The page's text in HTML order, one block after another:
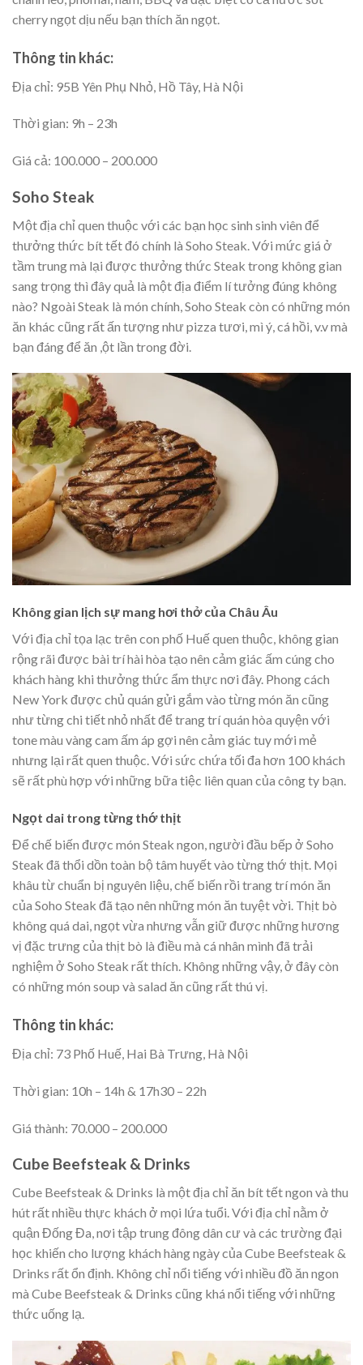
cherry ngọt dịu nếu bạn thích ăn ngọt.
Thông tin khác:
Địa chỉ: 95B Yên Phụ Nhỏ, Hồ Tây, Hà Nội
Thời gian: 9h – 23h
Giá cả: 100.000 – 200.000
Soho Steak
Một địa chỉ quen thuộc với các bạn học sinh sinh viên để
thưởng thức bít tết đó chính là Soho Steak. Với mức giá ở
tầm trung mà lại được thưởng thức Steak trong không gian
sang trọng thì đây quả là một địa điểm lí tưởng đúng không
nào? Ngoài Steak là món chính, Soho Steak còn có những món
ăn khác cũng rất ấn tượng như pizza tươi, mì ý, cá hồi, v.v mà
bạn đáng để ăn ,ột lần trong đời.
Không gian lịch sự mang hơi thở của Châu Âu
Với địa chỉ tọa lạc trên con phố Huế quen thuộc, không gian
rộng rãi được bài trí hài hòa tạo nên cảm giác ấm cúng cho
khách hàng khi thưởng thức ẩm thực nơi đây. Phong cách
New York được chủ quán gửi gắm vào từng món ăn cũng
như từng chi tiết nhỏ nhất để trang trí quán hòa quyện với
tone màu vàng cam ấm áp gợi nên cảm giác tuy mới mẻ
nhưng lại rất quen thuộc. Với sức chứa tối đa hơn 100 khách
sẽ rất phù hợp với những bữa tiệc liên quan của công ty bạn.
Ngọt dai trong từng thớ thịt
Để chế biến được món Steak ngon, người đầu bếp ở Soho
Steak đã thổi dồn toàn bộ tâm huyết vào từng thớ thịt. Mọi
khâu từ chuẩn bị nguyên liệu, chế biến rồi trang trí món ăn
của Soho Steak đã tạo nên những món ăn tuyệt vời. Thịt bò
không quá dai, ngọt vừa nhưng vẫn giữ được những hương
vị đặc trưng của thịt bò là điều mà cá nhân mình đã trải
nghiệm ở Soho Steak rất thích. Không những vậy, ở đây còn
có những món soup và salad ăn cũng rất thú vị.
Thông tin khác:
Địa chỉ: 73 Phố Huế, Hai Bà Trưng, Hà Nội
Thời gian: 10h – 14h & 17h30 – 22h
Giá thành: 70.000 – 200.000
Cube Beefsteak & Drinks
Cube Beefsteak & Drinks là một địa chỉ ăn bít tết ngon và thu
hút rất nhiều thực khách ở mọi lứa tuổi. Với địa chỉ nằm ở
quận Đống Đa, nơi tập trung đông dân cư và các trường đại
học khiến cho lượng khách hàng ngày của Cube Beefsteak &
Drinks rất ổn định. Không chỉ nổi tiếng với nhiều đồ ăn ngon
mà Cube Beefsteak & Drinks cũng khá nổi tiếng với những
thức uống lạ.